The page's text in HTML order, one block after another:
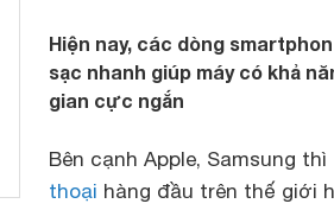
Hiện nay, các dòng
sạc nhanh giúp máy có khả
gian cực ngắn
Bên cạnh Apple, Samsung
thoại hàng đầu trên thế giới